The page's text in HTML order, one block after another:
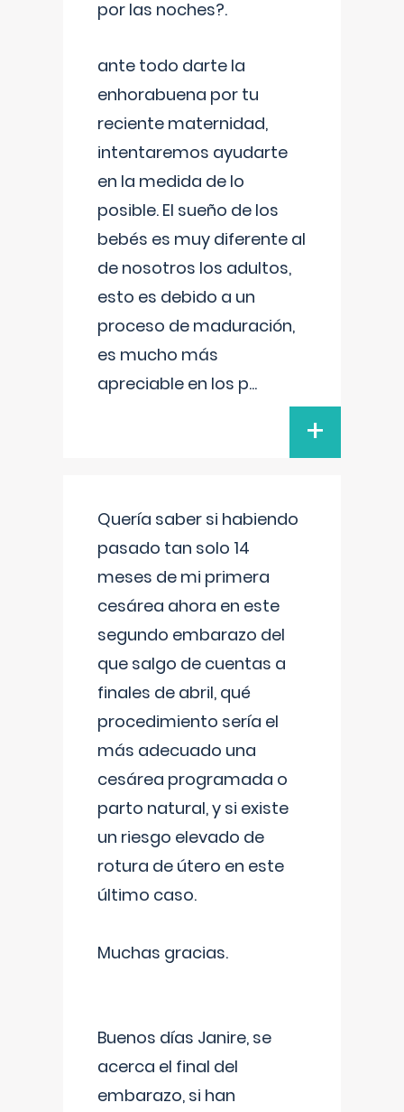
por las noches?.
ante todo darte la
enhorabuena por tu
reciente maternidad,
intentaremos ayudarte
en la medida de lo
posible. El sueño de los
bebés es muy diferente al
de nosotros los adultos,
esto es debido a un
proceso de maduración,
es mucho más
apreciable en los p...
+
Quería saber si habiendo
pasado tan solo 14
meses de mi primera
cesárea ahora en este
segundo embarazo del
que salgo de cuentas a
finales de abril, qué
procedimiento sería el
más adecuado una
cesárea programada o
parto natural, y si existe
un riesgo elevado de
rotura de útero en este
último caso.
Muchas gracias.
Buenos días Janire, se
acerca el final del
embarazo, si han